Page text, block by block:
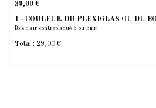
29,00 €
1 - COULEUR DU PLEXIGLAS OU DU
Bois clair contreplaqué 3 ou 5mm
Total : 29,00 €